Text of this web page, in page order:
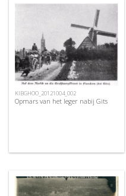
KIBGHOO_20121004_002
Opmars van het leger nabij Gits